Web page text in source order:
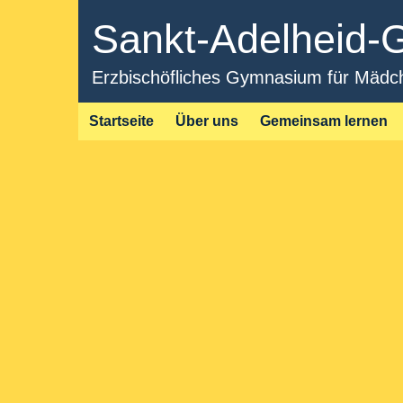
Sankt-Adelheid-
Erzbischöfliches Gymnasium für
Startseite Über uns Gemeinsam lernen